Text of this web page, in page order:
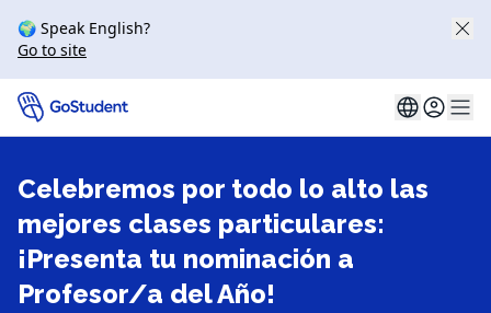
🌍 Speak English?
Go to site
Celebremos por todo lo alto las
mejores clases particulares:
¡Presenta tu nominación a
Profesor/a del Año!